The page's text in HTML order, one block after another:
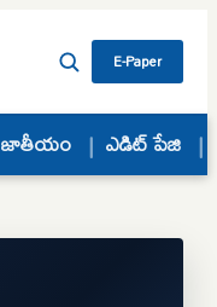
E-Paper
జాతీయం ఎడిట్ పేజి